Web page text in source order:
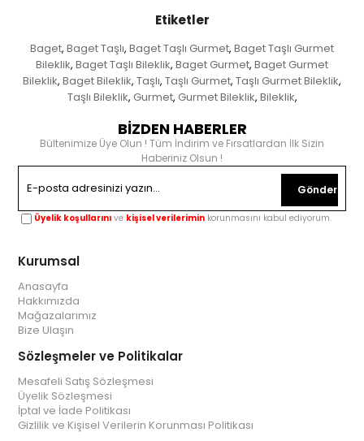
Etiketler
Baget, Baget Taşlı, Baget Taşlı Gurmet, Baget Taşlı Gurmet
Bileklik, Baget Taşlı Bileklik, Baget Gurmet, Baget Gurmet
Bileklik, Baget Bileklik, Taşlı, Taşlı Gurmet, Taşlı Gurmet Bileklik,
Taşlı Bileklik, Gurmet, Gurmet Bileklik, Bileklik,
BİZDEN HABERLER
Bültenimize Üye Olun ! Tüm İndirim ve Fırsatlardan İlk Sizin
Haberiniz Olsun !
Gönder
Üyelik koşullarını ve kişisel verilerimin korunmasını kabul ediyorum.
Kurumsal
Anasayfa
Hakkımızda
Mağazalarımız
Bize Ulaşın
Sözleşmeler ve Politikalar
Mesafeli Satış Sözleşmesi
Üyelik Sözleşmesi
İptal ve İade Politikası
Gizlilik ve Kişisel Verilerin Korunması Politikası